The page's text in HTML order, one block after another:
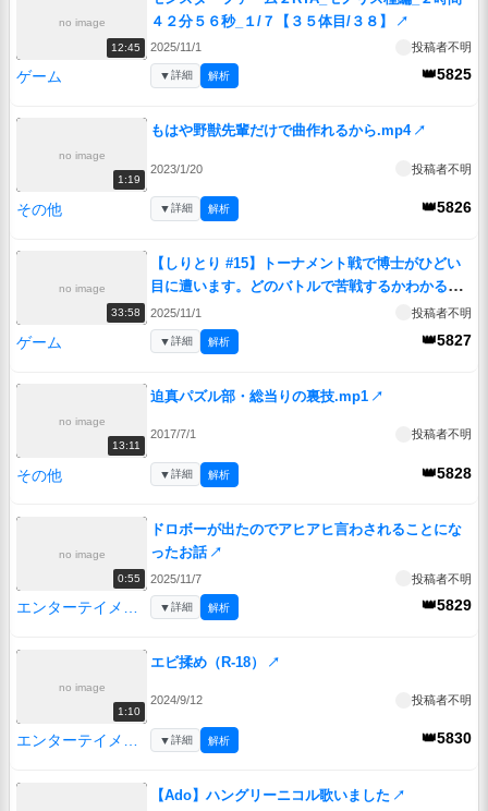
no image
12:45
４２分５６秒_１/７【３５体目/３８】
↗
2025/11/1 投稿者不明
ゲーム 👑5825
▼詳細 解析
no image
1:19
もはや野獣先輩だけで曲作れるから.mp4 ↗
2023/1/20 投稿者不明
その他 👑5826
▼詳細 解析
no image
33:58
【しりとり #15】トーナメント戦で博士がひどい
目に遭います。どのバトルで苦戦するかわかるか
な？？？【ゆっくり実況】【ポケモンZA】↗
2025/11/1 投稿者不明
ゲーム 👑5827
▼詳細 解析
no image
13:11
迫真パズル部・総当りの裏技.mp1 ↗
2017/7/1 投稿者不明
その他 👑5828
▼詳細 解析
no image
0:55
ドロボーが出たのでアヒアヒ言わされることにな
ったお話 ↗
2025/11/7 投稿者不明
エンターテイメント 👑5829
▼詳細 解析
no image
1:10
エビ揉め（R-18） ↗
2024/9/12 投稿者不明
エンターテイメント 👑5830
▼詳細 解析
【Ado】ハングリーニコル歌いました ↗